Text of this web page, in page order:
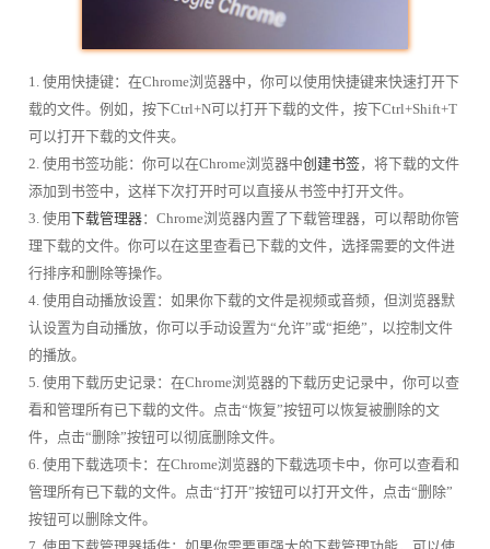
1. 使用快捷键：在Chrome浏览器中，你可以使用快捷键来快速打开下
载的文件。例如，按下Ctrl+N可以打开下载的文件，按下Ctrl+Shift+T
可以打开下载的文件夹。
2. 使用书签功能：你可以在Chrome浏览器中创建书签，将下载的文件
添加到书签中，这样下次打开时可以直接从书签中打开文件。
3. 使用下载管理器：Chrome浏览器内置了下载管理器，可以帮助你管
理下载的文件。你可以在这里查看已下载的文件，选择需要的文件进
行排序和删除等操作。
4. 使用自动播放设置：如果你下载的文件是视频或音频，但浏览器默
认设置为自动播放，你可以手动设置为“允许”或“拒绝”，以控制文件
的播放。
5. 使用下载历史记录：在Chrome浏览器的下载历史记录中，你可以查
看和管理所有已下载的文件。点击“恢复”按钮可以恢复被删除的文
件，点击“删除”按钮可以彻底删除文件。
6. 使用下载选项卡：在Chrome浏览器的下载选项卡中，你可以查看和
管理所有已下载的文件。点击“打开”按钮可以打开文件，点击“删除”
按钮可以删除文件。